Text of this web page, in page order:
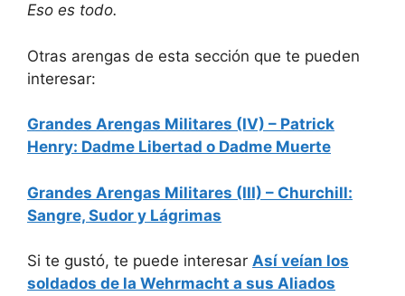
Eso es todo.
Otras arengas de esta sección que te pueden
interesar:
Grandes Arengas Militares (IV) – Patrick
Henry: Dadme Libertad o Dadme Muerte
Grandes Arengas Militares (III) – Churchill:
Sangre, Sudor y Lágrimas
Si te gustó, te puede interesar Así veían los
soldados de la Wehrmacht a sus Aliados